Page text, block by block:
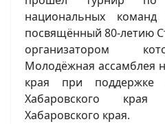
национальных команд
посвящённый 80-летию
организатором
Молодёжная ассамблея
края при поддержке
Хабаровского
Хабаровского края.